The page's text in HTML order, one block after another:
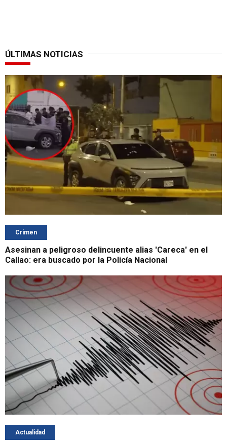
ÚLTIMAS NOTICIAS
Crimen
Asesinan a peligroso delincuente alias 'Careca' en el
Callao: era buscado por la Policía Nacional
Actualidad